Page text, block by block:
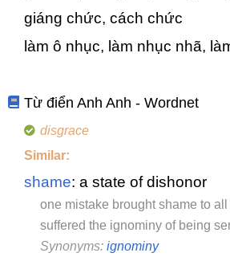
giáng chức, cách chức
làm ô nhục, làm nhục nhã,
Từ điển Anh Anh - Wordnet
disgrace
Similar:
shame: a state of dishonor
one mistake brought shame to
suffered the ignominy of being
Synonyms: ignominy